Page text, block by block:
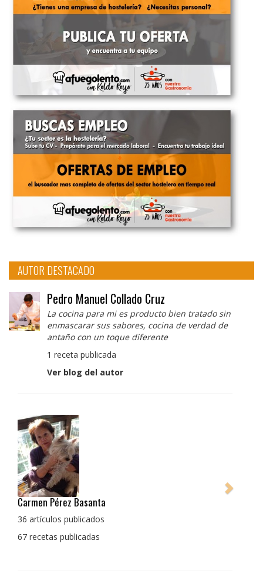
AUTOR DESTACADO
Pedro Manuel Collado Cruz
La cocina para mi es producto bien tratado sin
enmascarar sus sabores, cocina de verdad de
antaño con un toque diferente
1 receta publicada
Ver blog del autor
Pedro Manuel Collado Cruz
La cocina para mi es producto bien tratado sin
con un toque diferente